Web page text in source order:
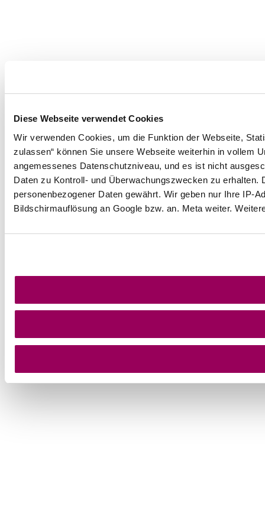
Diese Webseite verwendet Cookies
Wir verwenden Cookies, um die Funktion der Webseite,
zulassen“ können Sie unsere Webseite weiterhin in vollem
angemessenes Datenschutzniveau, und es ist nicht
Daten zu Kontroll- und Überwachungszwecken zu
personenbezogener Daten gewährt. Wir geben nur Ihre IP-
Bildschirmauflösung an Google bzw. an. Meta weiter.